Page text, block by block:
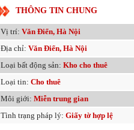
THÔNG TIN CHUNG
Vị trí: Văn Điển, Hà Nội
Địa chỉ: Văn Điển, Hà Nội
Loại bất động sản: Kho cho thuê
Loại tin: Cho thuê
Môi giới: Miễn trung gian
Tình trạng pháp lý: Giấy tờ hợp lệ